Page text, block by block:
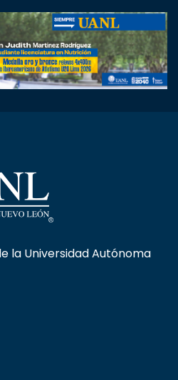
la Universidad Autónoma